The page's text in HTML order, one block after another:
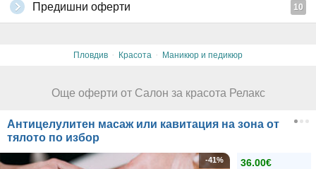
Предишни оферти 10
Пловдив · Красота · Маникюр и педикюр
Още оферти от Салон за красота Релакс
Антицелулитен масаж или кавитация на зона от
тялото по избор
36.00€
-41%